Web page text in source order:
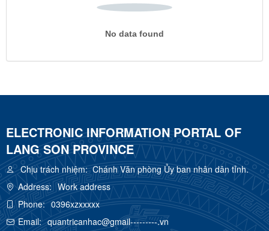
No data found
ELECTRONIC INFORMATION PORTAL OF
LANG SON PROVINCE
Chịu trách nhiệm:Chánh Văn phòng Ủy ban nhân dân tỉnh.
Address: Work address
Phone: 0396xzxxxxx
Email: quantricanhac@gmail---------.vn